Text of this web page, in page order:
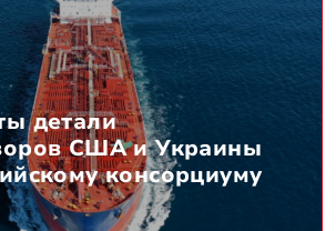
детали
США и Украины
консорциуму